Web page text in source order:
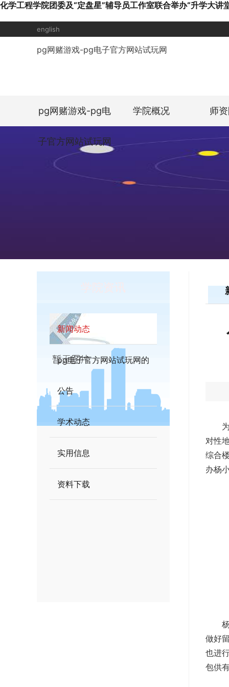
化学工程学院团委及“定盘星”辅导员工作室联合举办“升学大
english
pg网赌游戏-pg电子官方网站试玩网
pg网赌游戏-pg电
子官方网站试玩网
学院概况 师
学院资讯
新闻动态
pg电子官方网站试玩网的
公告
学术动态
实用信息
资料下载
对性
综合
办杨
做好
也进
包供